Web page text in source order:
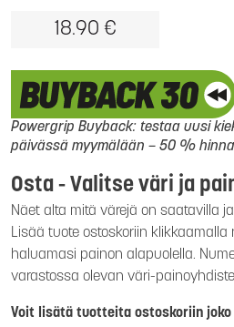
18.90 €
Powergrip Buyback: testaa uusi
päivässä myymälään – 50 %
Osta - Valitse väri ja
Näet alta mitä värejä on saatavilla
Lisää tuote ostoskoriin klikkaamalla
haluamasi painon alapuolella.
varastossa olevan väri-
Voit lisätä tuotteita ostoskoriin joko